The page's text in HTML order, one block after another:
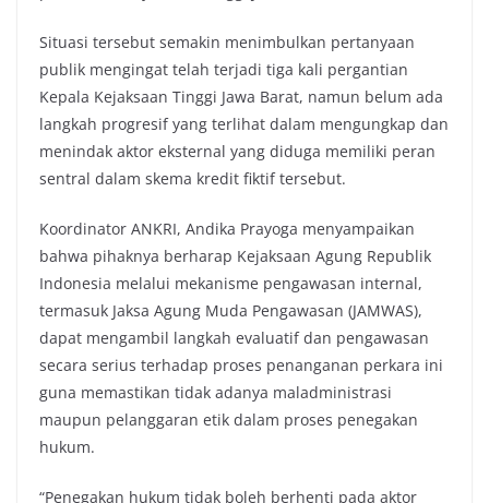
Situasi tersebut semakin menimbulkan pertanyaan
publik mengingat telah terjadi tiga kali pergantian
Kepala Kejaksaan Tinggi Jawa Barat, namun belum ada
langkah progresif yang terlihat dalam mengungkap dan
menindak aktor eksternal yang diduga memiliki peran
sentral dalam skema kredit fiktif tersebut.
Koordinator ANKRI, Andika Prayoga menyampaikan
bahwa pihaknya berharap Kejaksaan Agung Republik
Indonesia melalui mekanisme pengawasan internal,
termasuk Jaksa Agung Muda Pengawasan (JAMWAS),
dapat mengambil langkah evaluatif dan pengawasan
secara serius terhadap proses penanganan perkara ini
guna memastikan tidak adanya maladministrasi
maupun pelanggaran etik dalam proses penegakan
hukum.
“Penegakan hukum tidak boleh berhenti pada aktor